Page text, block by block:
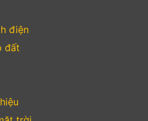
điện
đất